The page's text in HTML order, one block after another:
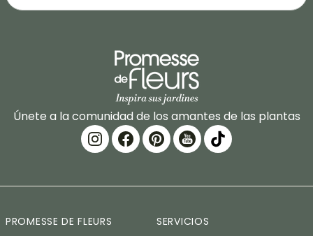
Únete a la comunidad de los amantes de las plantas
PROMESSE DE FLEURS SERVICIOS